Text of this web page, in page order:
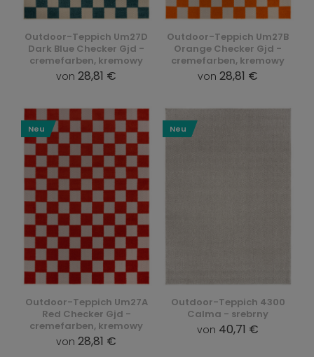
Outdoor-Teppich Um27D
Dark Blue Checker Gjd -
cremefarben, kremowy
von 28,81 €
Outdoor-Teppich Um27B
Orange Checker Gjd -
cremefarben, kremowy
von 28,81 €
Outdoor-Teppich Um27A
Red Checker Gjd -
cremefarben, kremowy
von 28,81 €
Neu
Outdoor-Teppich 4300
Calma - srebrny
von 40,71 €
Neu